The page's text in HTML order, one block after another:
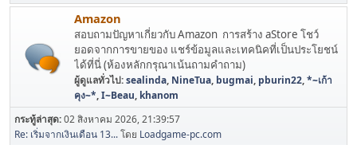
Amazon
สอบถามปัญหาเกี่ยวกับ Amazon การสร้าง aStore โชว์
ยอดจากการขายของ แชร์ข้อมูลและเทคนิคที่เป็นประโยชน์
ได้ที่นี่ (ห้องหลักกรุณาเน้นถามคำถาม)
ผู้ดูแลทั่วไป:sealinda, NineTua, bugmai, pburin22,*~เก้า
คุง~*,I~Beau, khanom
กระทู้ล่าสุด:02 สิงหาคม 2026, 21:39:57
Re: เริ่มจากเงินเดือน 13...โดย Loadgame-pc.com